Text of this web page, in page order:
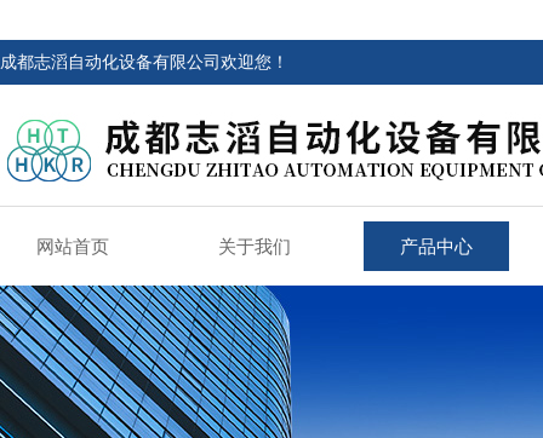
成都志滔自动化设备有限公司欢迎您！
网站首页 关于我们 产品中心